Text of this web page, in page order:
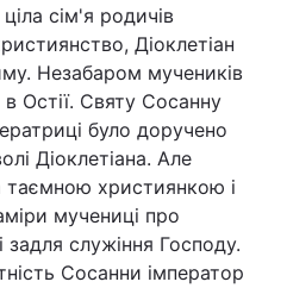
Туризм
Погода
Регіони
Статті
сім'я родичів
Діоклетіан
Незабаром мучеників
Остії. Святу Сосанну
було доручено
Діоклетіана. Але
таємною християнкою і
мучениці про
служіння Господу.
Сосанни імператор